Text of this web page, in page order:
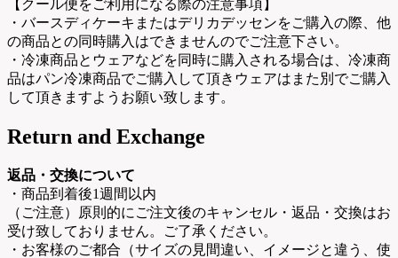
【クール便をご利用になる際の注意事項】
・バースディケーキまたはデリカデッセンをご購入の際、他
の商品との同時購入はできませんのでご注意下さい。
・冷凍商品とウェアなどを同時に購入される場合は、冷凍商
品はパン冷凍商品でご購入して頂きウェアはまた別でご購入
して頂きますようお願い致します。
Return and Exchange
返品・交換について
・商品到着後1週間以内
（ご注意）原則的にご注文後のキャンセル・返品・交換はお
受け致しておりません。ご了承ください。
・お客様のご都合（サイズの見間違い、イメージと違う、使